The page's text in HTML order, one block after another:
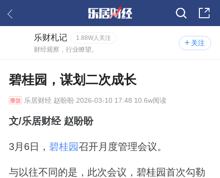
关注
乐财札记 1.88W人关注
财经观察，行业瞭望。
碧桂园，谋划二次成长
乐居财经赵盼盼 2026-03-10 17:48 10.6w阅读
文/乐居财经 赵盼盼
3月6日， 碧桂园召开月度管理会议。
与以往不同的是，此次会议，碧桂园首次勾勒